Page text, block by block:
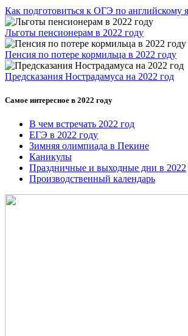
Как подготовиться к ОГЭ по английскому
Льготы пенсионерам в 2022 году
Пенсия по потере кормильца в 2022 году
Предсказания Нострадамуса на 2022 год
Самое интересное в 2022 году
В чем встречать 2022 год
ЕГЭ в 2022 году
Зимняя олимпиада в Пекине
Каникулы
Праздничные и выходные дни в 2022
Производственный календарь